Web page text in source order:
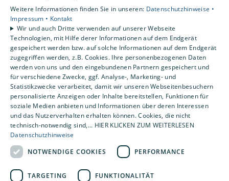
Karriere
Unternehmen
Kontakt
Um externe HTML-Inhalte anzuzeigen, benötigen wir
Ihre Einwilligung.
Weitere Informationen finden Sie in unserer
Datenschutzerklärung.
Cookie-Einstellungen öffnen
Weitere Informationen finden Sie in unseren: Datenschutzhinweise •
Impressum • Kontakt
Wir und auch Dritte verwenden auf unserer Webseite
Technologien, mit Hilfe derer Informationen auf dem Endgerät
gespeichert werden bzw. auf solche Informationen auf dem Endgerät
zugegriffen werden, z.B. Cookies. Ihre personenbezogenen Daten
werden von uns und den eingebundenen Partnern gespeichert und
für verschiedene Zwecke, ggf. Analyse-, Marketing- und
Statistikzwecke verarbeitet, damit wir unseren Webseitenbesuchern
personalisierte Anzeigen oder Inhalte bereitstellen, Funktionen für
soziale Medien anbieten und Informationen über deren Interessen
und das Nutzerverhalten erhalten können. Cookies, die nicht
technisch-notwendig sind,... HIER KLICKEN ZUM WEITERLESEN
Datenschutzhinweise
NOTWENDIGE COOKIES
PERFORMANCE
TARGETING FUNKTIONALITÄT